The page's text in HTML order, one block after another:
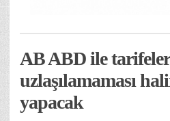
AB ABD ile
uzlaşılamaması
yapacak